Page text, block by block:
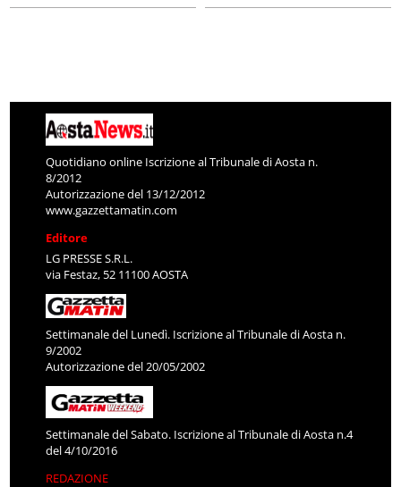
Quotidiano online Iscrizione al Tribunale di Aosta n.
8/2012
Autorizzazione del 13/12/2012
www.gazzettamatin.com
Editore
LG PRESSE S.R.L.
via Festaz, 52 11100 AOSTA
Settimanale del Lunedì. Iscrizione al Tribunale di Aosta n.
9/2002
Autorizzazione del 20/05/2002
Settimanale del Sabato. Iscrizione al Tribunale di Aosta n.4
del 4/10/2016
REDAZIONE